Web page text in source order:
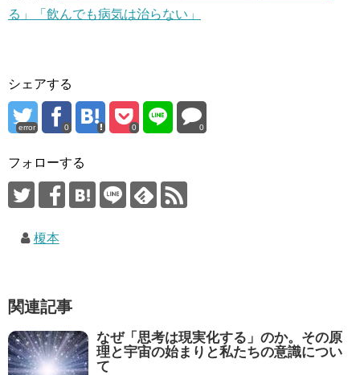
る」「飲んでも病気は治らない」
シェアする
error 0 0 0
フォローする
榎本
関連記事
なぜ「思考は現実化する」のか。その原
理と宇宙の始まりと私たちの意識につい
て